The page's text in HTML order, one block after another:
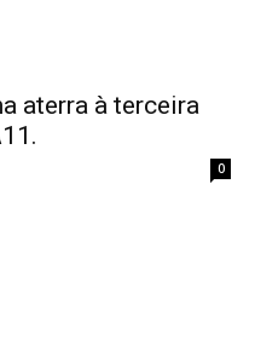
aterra à terceira
0